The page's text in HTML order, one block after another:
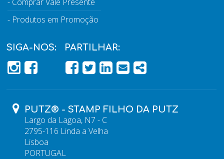
Produtos em Promoção
SIGA-NOS:
PÁGINA DO FACEBOOK
PÁGINA DO FACEBOOK
PARTILHAR:
FACEBOOK
TWITTER
LINKEDIN
EMAIL
PUTZ® - STAMP FILHO DA PUTZ
Largo da Lagoa, N7 - C
2795-116 Linda a Velha
Lisboa
PORTUGAL